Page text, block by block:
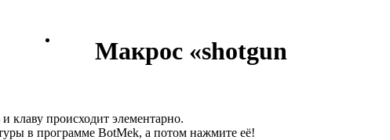
Поддержка
Макрос «shotgun
клаву происходит элементарно.
в программе BotMek, а потом нажмите её!